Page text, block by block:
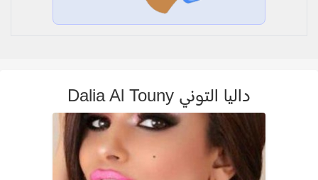
داليا التوني Dalia Al Touny